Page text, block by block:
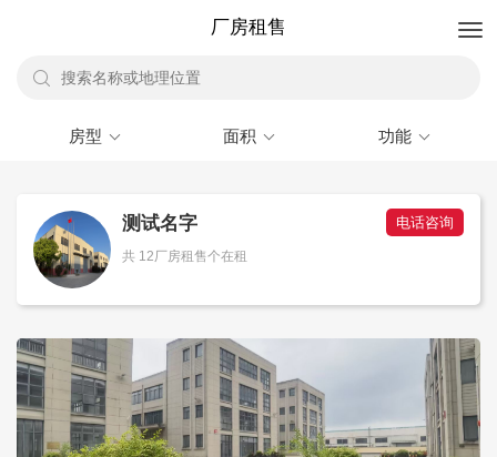
厂房租售
房型 面积 功能
测试名字 电话咨询
共 12厂房租售个在租